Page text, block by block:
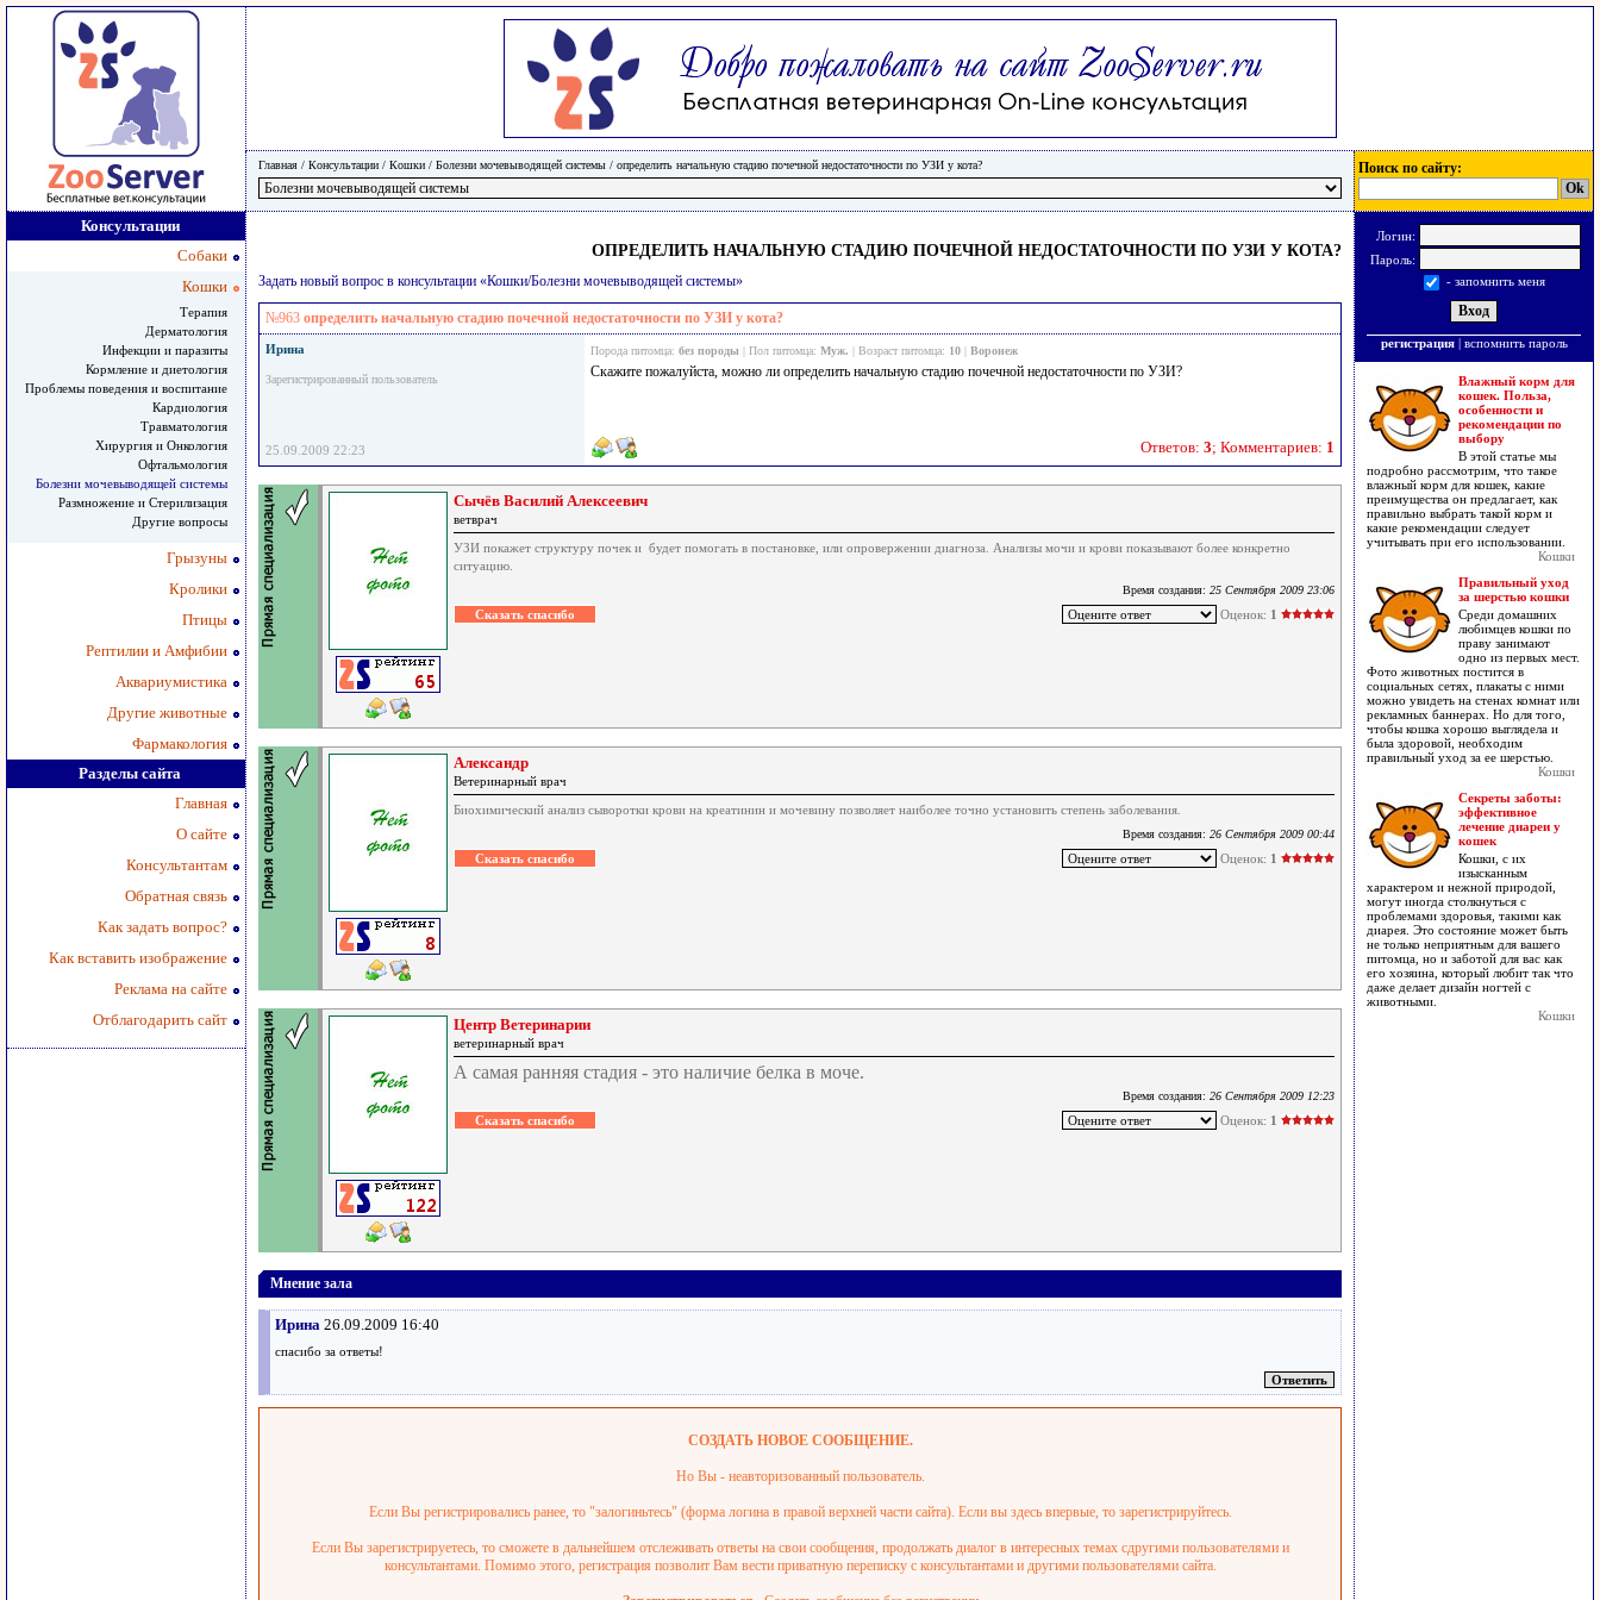
Главная / Консультации / Кошки / Болезни мочевыводящей системы / определить начальную стадию почечной недостаточности по УЗИ у кота? Поиск по сайту:
Консультации
Собаки
Кошки
Терапия
Дерматология
Инфекции и паразиты
Кормление и диетология
Проблемы поведения и воспитание
Кардиология
Травматология
Хирургия и Онкология
Офтальмология
Болезни мочевыводящей системы
Размножение и Стерилизация
Другие вопросы
Грызуны
Кролики
Птицы
Рептилии и Амфибии
Аквариумистика
Другие животные
Фармакология
Разделы сайта
Главная
О сайте
Консультантам
Обратная связь
Как задать вопрос?
Как вставить изображение
Реклама на сайте
Отблагодарить сайт
ОПРЕДЕЛИТЬ НАЧАЛЬНУЮ СТАДИЮ ПОЧЕЧНОЙ НЕДОСТАТОЧНОСТИ ПО УЗИ У КОТА?
Задать новый вопрос в консультации «Кошки/Болезни мочевыводящей системы»
№963 определить начальную стадию почечной недостаточности по УЗИ у кота?
Ирина
Зарегистрированный пользователь
Порода питомца: без породы | Пол питомца: Муж. | Возраст питомца: 10 | Воронеж
Скажите пожалуйста, можно ли определить начальную стадию почечной недостаточности по УЗИ?
25.09.2009 22:23 Ответов: 3; Комментариев: 1
Сычёв Василий Алексеевич
ветврач
УЗИ покажет структуру почек и будет помогать в постановке, или опровержении диагноза. Анализы мочи и крови показывают более конкретно
ситуацию.
Время создания: 25 Сентября 2009 23:06
Оценок: 1
Александр
Ветеринарный врач
Биохимический анализ сыворотки крови на креатинин и мочевину позволяет наиболее точно установить степень заболевания.
Время создания: 26 Сентября 2009 00:44
Оценок: 1
Центр Ветеринарии
ветеринарный врач
А самая ранняя стадия - это наличие белка в моче.
Время создания: 26 Сентября 2009 12:23
Оценок: 1
Мнение зала
Ирина 26.09.2009 16:40
спасибо за ответы!
СОЗДАТЬ НОВОЕ СООБЩЕНИЕ.
Но Вы - неавторизованный пользователь.
Если Вы регистрировались ранее, то "залогиньтесь" (форма логина в правой верхней части сайта). Если вы здесь впервые, то зарегистрируйтесь.
Если Вы зарегистрируетесь, то сможете в дальнейшем отслеживать ответы на свои сообщения, продолжать диалог в интересных темах сдругими пользователями и
консультантами. Помимо этого, регистрация позволит Вам вести приватную переписку с консультантами и другими пользователями сайта.
Логин:
Пароль:
- запомнить меня
регистрация| вспомнить пароль
Влажный корм для
кошек. Польза,
особенности и
рекомендации по
выбору
В этой статье мы
подробно рассмотрим, что такое
влажный корм для кошек, какие
преимущества он предлагает, как
правильно выбрать такой корм и
какие рекомендации следует
учитывать при его использовании.
Кошки
Правильный уход
за шерстью кошки
Среди домашних
любимцев кошки по
праву занимают
одно из первых мест.
Фото животных постится в
социальных сетях, плакаты с ними
можно увидеть на стенах комнат или
рекламных баннерах. Но для того,
чтобы кошка хорошо выглядела и
была здоровой, необходим
правильный уход за ее шерстью.
Кошки
Секреты заботы:
эффективное
лечение диареи у
кошек
Кошки, с их
изысканным
характером и нежной природой,
могут иногда столкнуться с
проблемами здоровья, такими как
диарея. Это состояние может быть
не только неприятным для вашего
питомца, но и заботой для вас как
его хозяина, который любит так что
даже делает дизайн ногтей с
животными.
Кошки